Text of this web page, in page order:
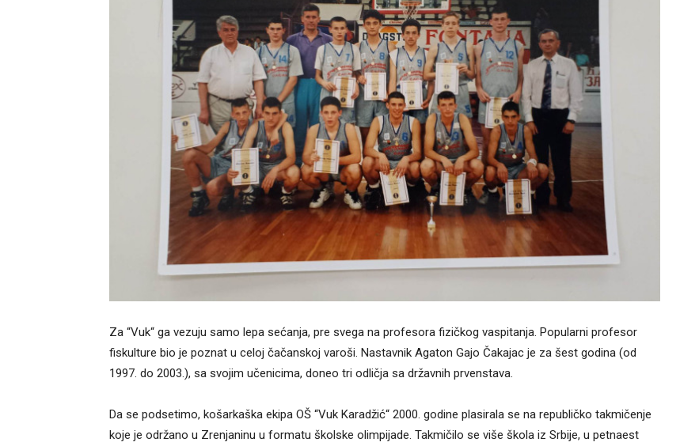
Za “Vuk“ ga vezuju samo lepa sećanja, pre svega na profesora fizičkog vaspitanja. Popularni profesor
fiskulture bio je poznat u celoj čačanskoj varoši. Nastavnik Agaton Gajo Čakajac je za šest godina (od
1997. do 2003.), sa svojim učenicima, doneo tri odličja sa državnih prvenstava.
Da se podsetimo, košarkaška ekipa OŠ “Vuk Karadžić“ 2000. godine plasirala se na republičko takmičenje
koje je održano u Zrenjaninu u formatu školske olimpijade. Takmičilo se više škola iz Srbije, u petnaest